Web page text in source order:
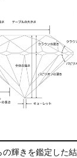
輝きを鑑定した